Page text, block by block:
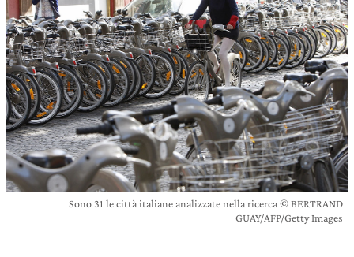
Sono 31 le città italiane analizzate nella ricerca © BERTRAND
GUAY/AFP/Getty Images